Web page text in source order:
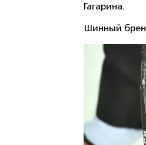
Гагарина.
Шинный